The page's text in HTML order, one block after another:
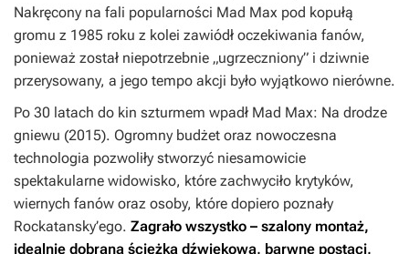
Nakręcony na fali popularności Mad Max pod kopułą
gromu z 1985 roku z kolei zawiódł oczekiwania fanów,
ponieważ został niepotrzebnie „ugrzeczniony” i dziwnie
przerysowany, a jego tempo akcji było wyjątkowo nierówne.
Po 30 latach do kin szturmem wpadł Mad Max: Na drodze
gniewu (2015). Ogromny budżet oraz nowoczesna
technologia pozwoliły stworzyć niesamowicie
spektakularne widowisko, które zachwyciło krytyków,
wiernych fanów oraz osoby, które dopiero poznały
Rockatansky’ego. Zagrało wszystko – szalony montaż,
idealnie dobrana ścieżka dźwiękowa, barwne postaci,